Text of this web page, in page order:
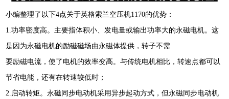
小编整理了以下4点关于英格索兰空压机1170的优势：
1.功率密度高。主要指体积小、发电量或输出功率大的永磁电机。这
是因为永磁电机的励磁磁场由永磁体提供，转子不需
要励磁电流，使了电机的效率变高。与传统电机相比，转速点都可以
节省电能，还有在转速较低时；
2.启动转矩。永磁同步电动机采用异步起动方式，但永磁同步电动机